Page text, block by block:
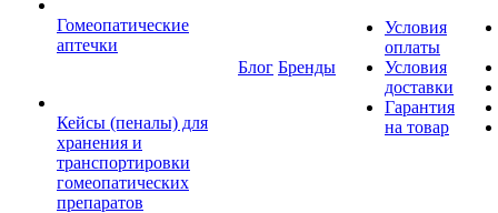
Гомеопатические
аптечки
Кейсы (пеналы) для
хранения и
транспортировки
гомеопатических
препаратов
Блог Бренды
Условия
оплаты
Условия
доставки
Гарантия
на товар